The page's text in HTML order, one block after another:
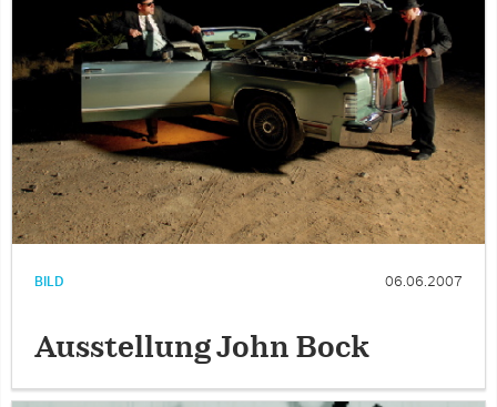
BILD 06.06.2007
Ausstellung John Bock